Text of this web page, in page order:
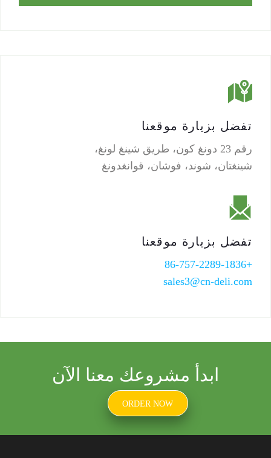
تفضل بزيارة موقعنا
رقم 23 دونغ كون، طريق شينغ لونغ،
شينغتان، شوند، فوشان، قوانغدونغ
تفضل بزيارة موقعنا
+86-757-2289-1836
sales3@cn-deli.com
ابدأ مشروعك معنا الآن
ORDER NOW